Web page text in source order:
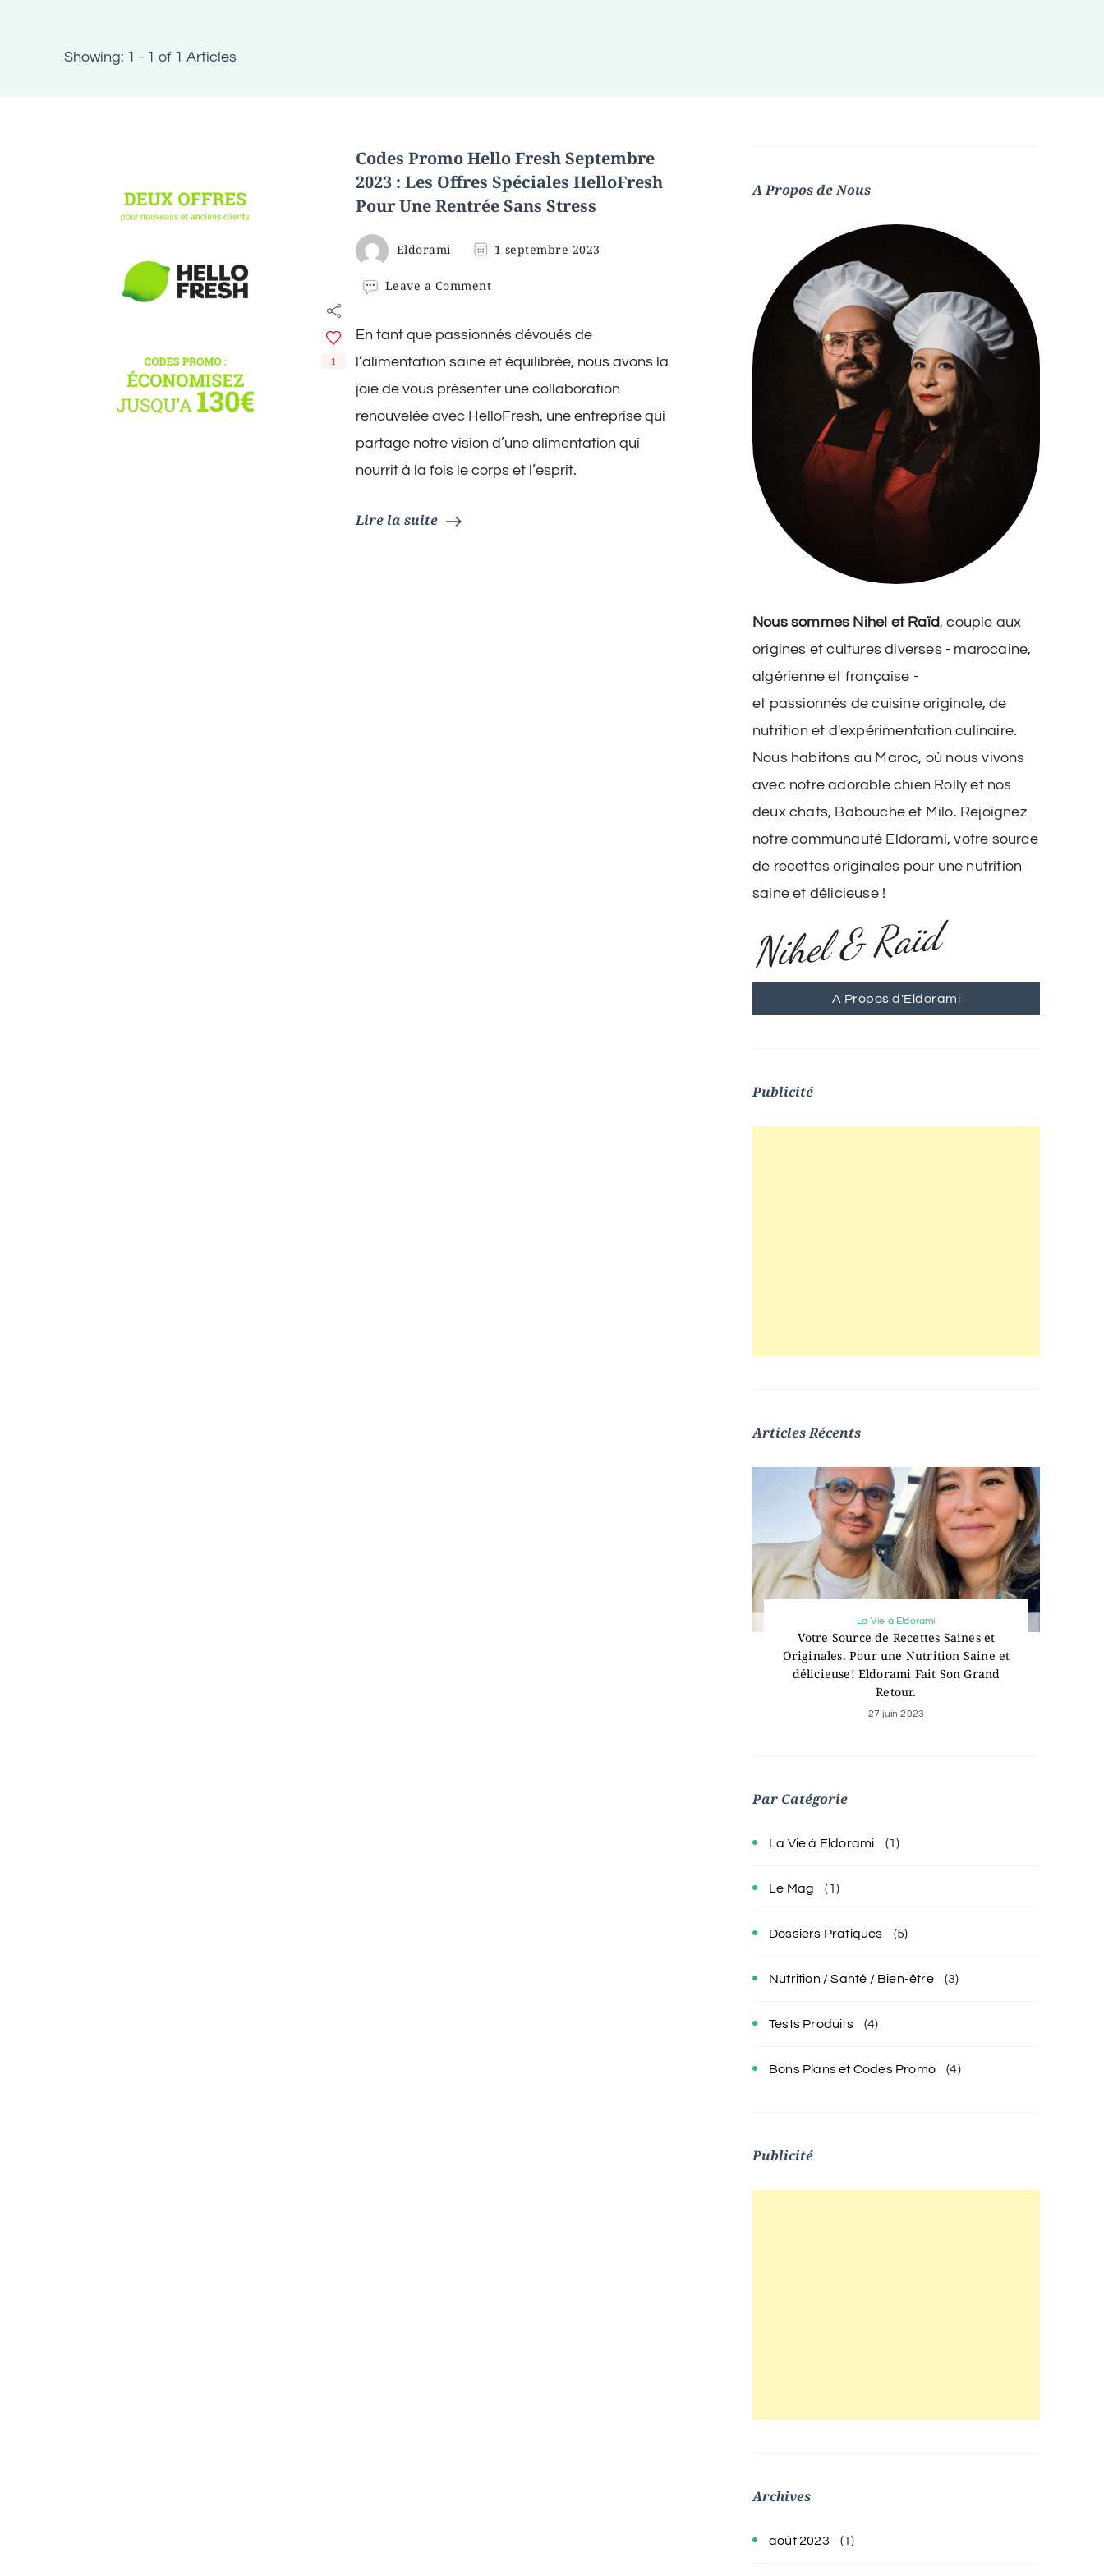
Showing: 1 - 1 of 1 Articles
Codes Promo Hello Fresh Septembre
2023 : Les Offres Spéciales HelloFresh
Pour Une Rentrée Sans Stress
Eldorami 1 septembre 2023
Leave a Commenton
Hello
Fresh
Septembre
2023
Les
Offres
HelloFresh
1
En tant que passionnés dévoués de
l’alimentation saine et équilibrée, nous avons la
joie de vous présenter une collaboration
renouvelée avec HelloFresh, une entreprise qui
partage notre vision d’une alimentation qui
nourrit à la fois le corps et l’esprit.
Lire la suite
A Propos de Nous
Nous sommes Nihel et Raïd, couple aux
origines et cultures diverses - marocaine,
algérienne et française -
et passionnés de cuisine originale, de
nutrition et d'expérimentation culinaire.
Nous habitons au Maroc, où nous vivons
avec notre adorable chien Rolly et nos
deux chats, Babouche et Milo. Rejoignez
notre communauté Eldorami, votre source
de recettes originales pour une nutrition
saine et délicieuse !
Nihel & Raïd
A Propos d'Eldorami
Publicité
Articles Récents
La Vie à Eldorami
Votre Source de Recettes Saines et
Originales. Pour une Nutrition Saine et
délicieuse! Eldorami Fait Son Grand
Retour.
27 juin 2023
Par Catégorie
La Vie à Eldorami (1)
Le Mag (1)
Dossiers Pratiques (5)
Nutrition / Santé / Bien-être (3)
Tests Produits (4)
Bons Plans et Codes Promo (4)
Publicité
Archives
août 2023 (1)